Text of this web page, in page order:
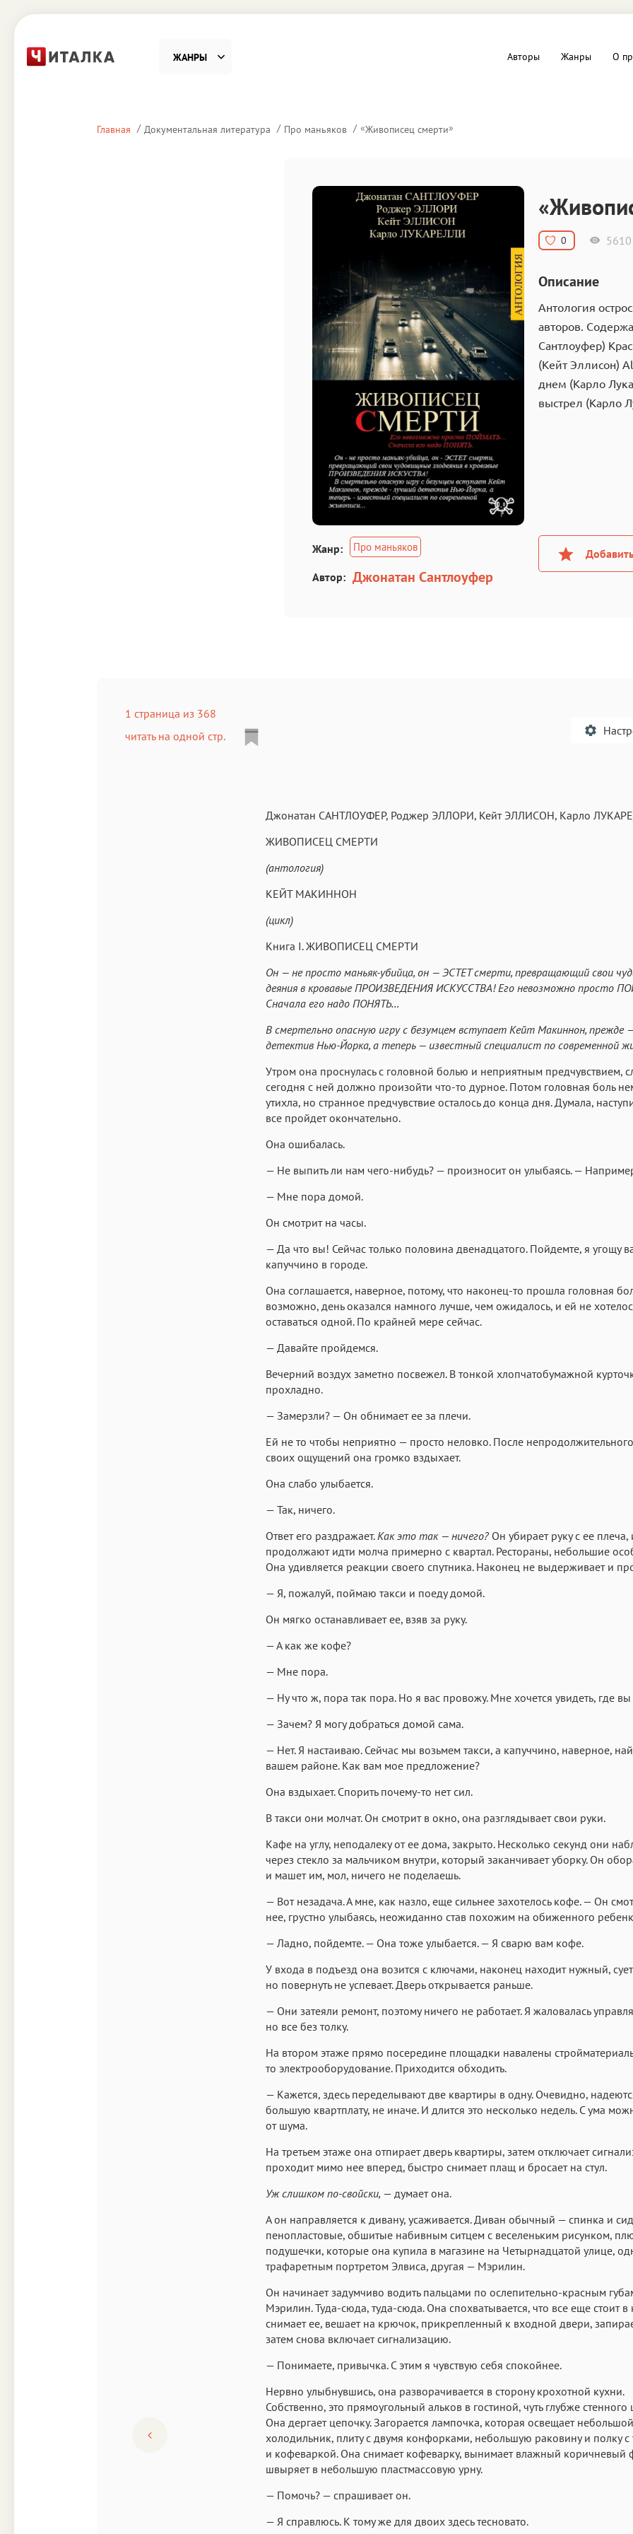
ЖАНРЫ
Драматургия
Компьютеры и Интернет
Фольклор
Авторы Жанры О
Главная Документальная литература Про маньяков «Живописец смерти»
Жанр: Про маньяков
Автор: Джонатан Сантлоуфер
0 5610
Описание
Антология
авторов.
Сантлоуфер)
(Кейт Эллисон)
днем (Карло
выстрел (Карло
1 страница из 368
читать на одной стр.
Аа
Аа Аа Аа
Аа
Helvetica Neue
Аа
Arial Аа
Georgia
Аа Аа
Courier New
Аа
Menlo
Джонатан САНТЛОУФЕР, Роджер ЭЛЛОРИ, Кейт ЭЛЛИСОН, Карло
ЖИВОПИСЕЦ СМЕРТИ
(антология)
КЕЙТ МАКИННОН
(цикл)
Книга I. ЖИВОПИСЕЦ СМЕРТИ
Он — не просто маньяк-убийца, он — ЭСТЕТ смерти, превращающий свои
деяния в кровавые ПРОИЗВЕДЕНИЯ ИСКУССТВА! Его невозможно просто
Сначала его надо ПОНЯТЬ…
В смертельно опасную игру с безумцем вступает Кейт Макиннон, прежде
детектив Нью-Йорка, а теперь — известный специалист по современной
Утром она проснулась с головной болью и неприятным предчувствием,
сегодня с ней должно произойти что-то дурное. Потом головная боль
утихла, но странное предчувствие осталось до конца дня. Думала,
все пройдет окончательно.
Она ошибалась.
— Не выпить ли нам чего-нибудь? — произносит он улыбаясь. —
— Мне пора домой.
Он смотрит на часы.
— Да что вы! Сейчас только половина двенадцатого. Пойдемте, я угощу
капуччино в городе.
Она соглашается, наверное, потому, что наконец-то прошла головная
возможно, день оказался намного лучше, чем ожидалось, и ей не
оставаться одной. По крайней мере сейчас.
— Давайте пройдемся.
Вечерний воздух заметно посвежел. В тонкой хлопчатобумажной
прохладно.
— Замерзли? — Он обнимает ее за плечи.
Ей не то чтобы неприятно — просто неловко. После
своих ощущений она громко вздыхает.
Она слабо улыбается.
— Так, ничего.
Ответ его раздражает. Как это так — ничего? Он убирает руку с ее плеча,
продолжают идти молча примерно с квартал. Рестораны, небольшие
Она удивляется реакции своего спутника. Наконец не выдерживает и
— Я, пожалуй, поймаю такси и поеду домой.
Он мягко останавливает ее, взяв за руку.
— А как же кофе?
— Мне пора.
— Ну что ж, пора так пора. Но я вас провожу. Мне хочется увидеть, где
— Зачем? Я могу добраться домой сама.
— Нет. Я настаиваю. Сейчас мы возьмем такси, а капуччино, наверное,
вашем районе. Как вам мое предложение?
Она вздыхает. Спорить почему-то нет сил.
В такси они молчат. Он смотрит в окно, она разглядывает свои руки.
Кафе на углу, неподалеку от ее дома, закрыто. Несколько секунд они
через стекло за мальчиком внутри, который заканчивает уборку. Он
и машет им, мол, ничего не поделаешь.
— Вот незадача. А мне, как назло, еще сильнее захотелось кофе. — Он
нее, грустно улыбаясь, неожиданно став похожим на обиженного
— Ладно, пойдемте. — Она тоже улыбается. — Я сварю вам кофе.
У входа в подъезд она возится с ключами, наконец находит нужный,
но повернуть не успевает. Дверь открывается раньше.
— Они затеяли ремонт, поэтому ничего не работает. Я жаловалась
но все без толку.
На втором этаже прямо посередине площадки навалены
то электрооборудование. Приходится обходить.
— Кажется, здесь переделывают две квартиры в одну. Очевидно,
большую квартплату, не иначе. И длится это несколько недель. С ума
от шума.
На третьем этаже она отпирает дверь квартиры, затем отключает
проходит мимо нее вперед, быстро снимает плащ и бросает на стул.
Уж слишком по-свойски, — думает она.
А он направляется к дивану, усаживается. Диван обычный — спинка и
пенопластовые, обшитые набивным ситцем с веселеньким рисунком,
подушечки, которые она купила в магазине на Четырнадцатой улице,
трафаретным портретом Элвиса, другая — Мэрилин.
Он начинает задумчиво водить пальцами по ослепительно-красным
Мэрилин. Туда-сюда, туда-сюда. Она спохватывается, что все еще стоит в
снимает ее, вешает на крючок, прикрепленный к входной двери,
затем снова включает сигнализацию.
— Понимаете, привычка. С этим я чувствую себя спокойнее.
Нервно улыбнувшись, она разворачивается в сторону крохотной кухни.
Собственно, это прямоугольный альков в гостиной, чуть глубже
Она дергает цепочку. Загорается лампочка, которая освещает небольшой
холодильник, плиту с двумя конфорками, небольшую раковину и полку с
и кофеваркой. Она снимает кофеварку, вынимает влажный коричневый
швыряет в небольшую пластмассовую урну.
— Помочь? — спрашивает он.
— Я справлюсь. К тому же для двоих здесь тесновато.